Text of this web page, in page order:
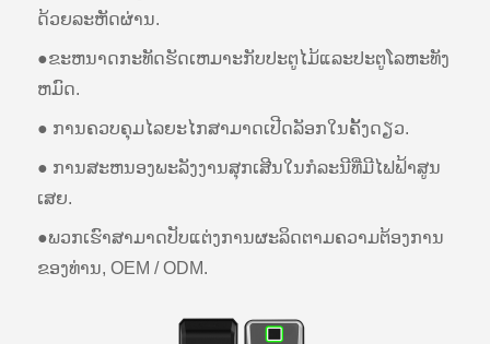
ດ້ວຍລະຫັດຜ່ານ.
●ຂະຫນາດກະທັດຮັດເຫມາະກັບປະຕູໄມ້ແລະປະຕູໂລຫະທັງ
ຫມົດ.
● ການຄວບຄຸມໄລຍະໄກສາມາດເປີດລັອກໃນຄັ້ງດຽວ.
● ການສະຫນອງພະລັງງານສຸກເສີນໃນກໍລະນີທີ່ມີໄຟຟ້າສູນ
ເສຍ.
●ພວກເຮົາສາມາດປັບແຕ່ງການຜະລິດຕາມຄວາມຕ້ອງການ
ຂອງທ່ານ, OEM / ODM.